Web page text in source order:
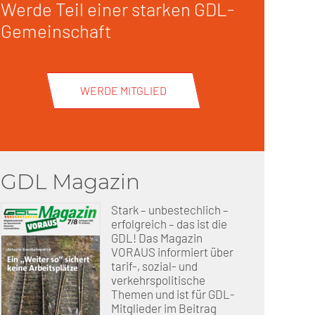
(DB AG)
Werde Teil einer starken GDL-
Gemeinschaft
WERDE MITGLIED
GDL Magazin
Stark – unbestechlich –
erfolgreich – das ist die
GDL! Das Magazin
VORAUS informiert über
tarif-, sozial- und
verkehrspolitische
Themen und ist für GDL-
Mitglieder im Beitrag